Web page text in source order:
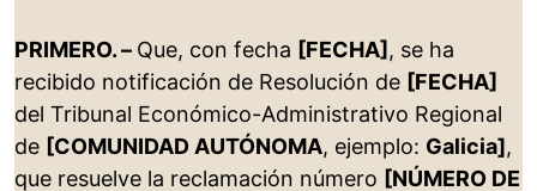
PRIMERO. – Que, con fecha [FECHA] , se ha
recibido notificación de Resolución de [FECHA]
del Tribunal Económico-Administrativo Regional
de [COMUNIDAD AUTÓNOMA, ejemplo: Galicia],
que resuelve la reclamación número [NÚMERO DE